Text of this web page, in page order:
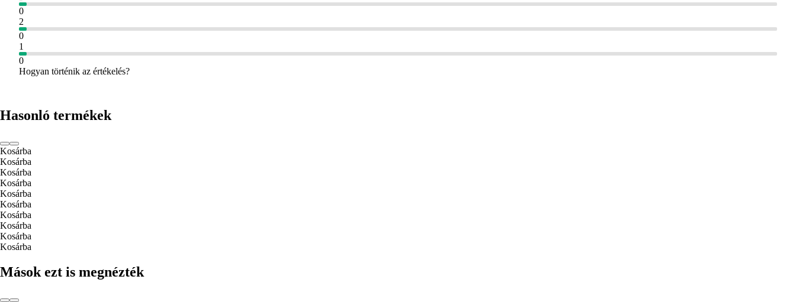
0
2
0
1
0
Hogyan történik az értékelés?
Hasonló termékek
Kosárba
Kosárba
Kosárba
Kosárba
Kosárba
Kosárba
Kosárba
Kosárba
Kosárba
Kosárba
Mások ezt is megnézték